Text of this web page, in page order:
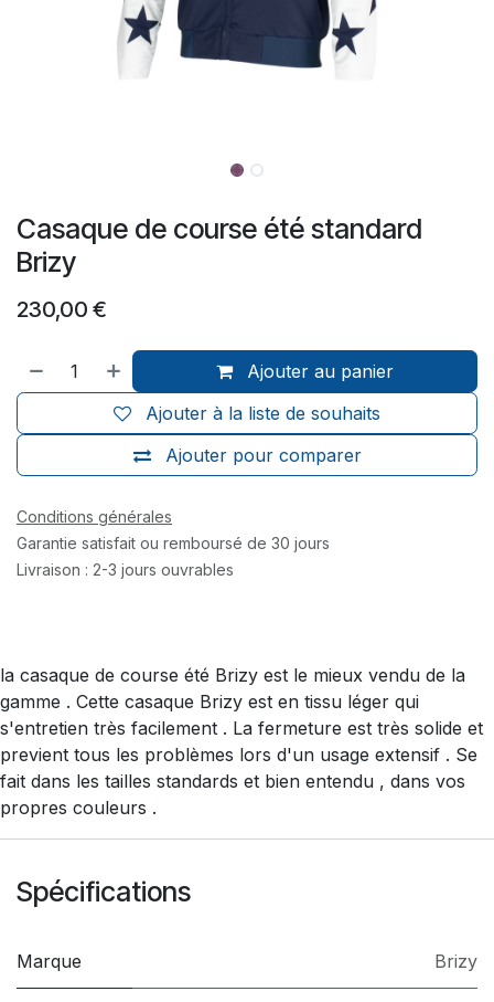
Casaque de course été standard
Brizy
230,00 €
Ajouter au panier
Ajouter pour comparer
Ajouter à la liste de souhaits
Conditions générales
Garantie satisfait ou remboursé de 30 jours
Livraison : 2-3 jours ouvrables
la casaque de course été Brizy est le mieux vendu de la
gamme . Cette casaque Brizy est en tissu léger qui
s'entretien très facilement . La fermeture est très solide et
previent tous les problèmes lors d'un usage extensif . Se
fait dans les tailles standards et bien entendu , dans vos
propres couleurs .
Spécifications
Marque Brizy